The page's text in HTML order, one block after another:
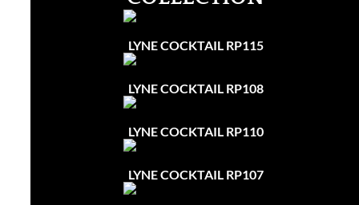
LYNE COCKTAIL RP115
LYNE COCKTAIL RP108
LYNE COCKTAIL RP110
LYNE COCKTAIL RP107